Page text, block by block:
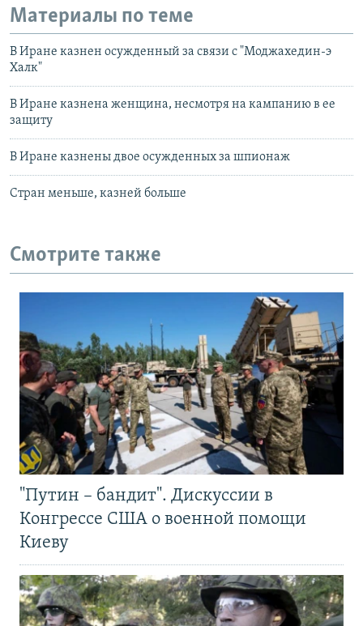
Материалы по теме
В Иране казнен осужденный за связи с "Моджахедин-э
Халк"
В Иране казнена женщина, несмотря на кампанию в ее
защиту
В Иране казнены двое осужденных за шпионаж
Стран меньше, казней больше
Смотрите также
"Путин – бандит". Дискуссии в
Конгрессе США о военной помощи
Киеву